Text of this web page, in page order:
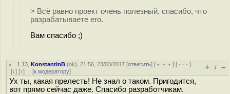
> Всё равно проект очень полезный, спасибо, что
разрабатываете его.
Вам спасибо ;)
1.13 ,KonstantinB (ok), 21:56, 23/03/2017 [ответить] [ ﹢﹢﹢] [ · · ·]
[↓] [↑] [к модератору] + / –
Ух ты, какая прелесть! Не знал о таком. Пригодится,
вот прямо сейчас даже. Спасибо разработчикам.